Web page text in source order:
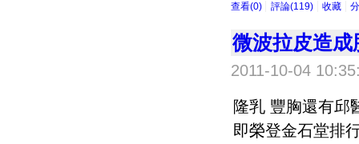
查看(0) 評論(119) 收藏
微波拉皮造
2011-10-04
隆乳 豐胸還有邱
即榮登金石堂排